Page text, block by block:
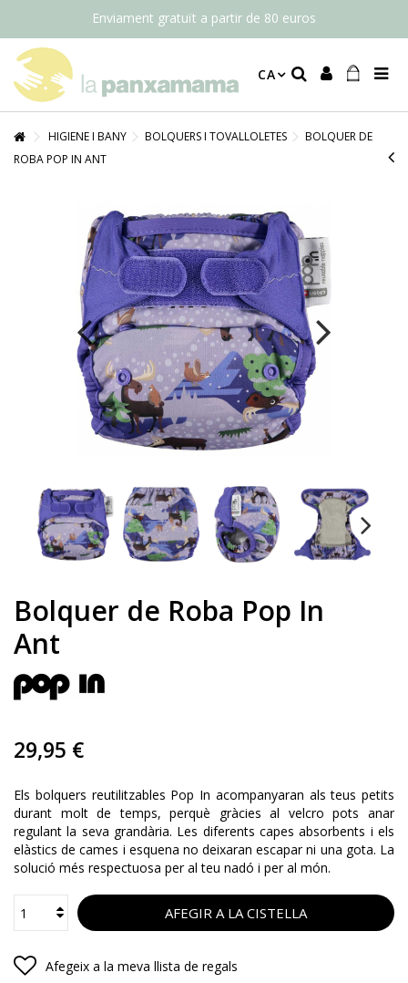
Enviament gratuït a partir de 80 euros
CA
HIGIENE I BANY BOLQUERS I TOVALLOLETES
BOLQUER DE
ROBA POP IN ANT
Bolquer de Roba Pop In
Ant
29,95 €
Els bolquers reutilitzables Pop In acompanyaran als teus petits
durant molt de temps, perquè gràcies al velcro pots anar
regulant la seva grandària. Les diferents capes absorbents i els
elàstics de cames i esquena no deixaran escapar ni una gota. La
solució més respectuosa per al teu nadó i per al món.
AFEGIR A LA CISTELLA
Afegeix a la meva llista de regals